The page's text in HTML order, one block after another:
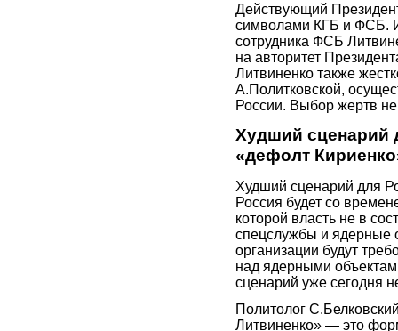
Действующий
символами КГБ и ФСБ.
сотрудника ФСБ
на авторитет
Литвиненко также
А.Политковской,
России. Выбор жертв
Худший сценарий
«дефолт
Худший сценарий для
Россия будет со
которой власть не в
спецслужбы и ядерные
организации будут
над ядерными
сценарий уже сегодня
Политолог
Литвиненко» — это